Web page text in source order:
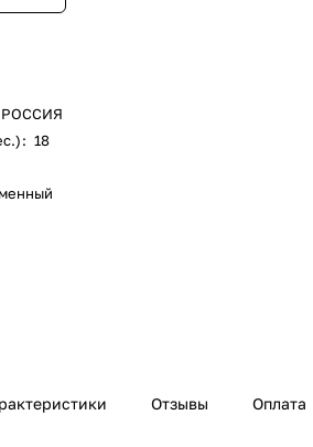
РОССИЯ
: 18
Отзывы Оплата